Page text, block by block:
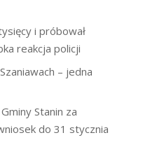
i próbował
reakcja policji
– jedna
Stanin za
do 31 stycznia